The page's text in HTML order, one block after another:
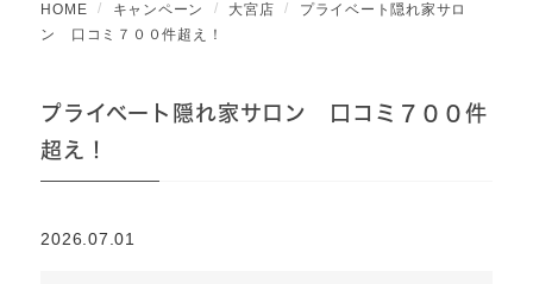
HOME キャンペーン 大宮店
プライベート隠れ家サロ
ン 口コミ７００件超え！
プライベート隠れ家サロン 口コミ７００件
超え！
2026.07.01